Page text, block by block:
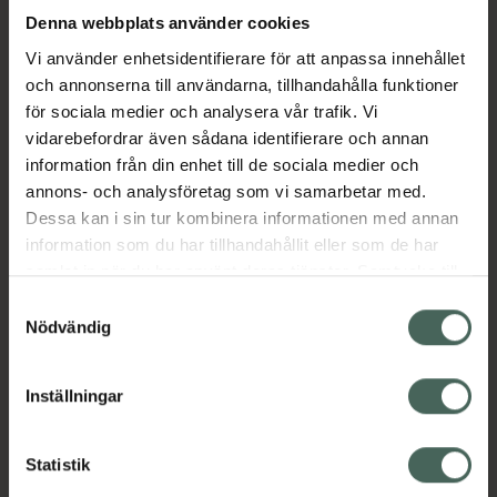
Denna webbplats använder cookies
Vi använder enhetsidentifierare för att anpassa innehållet
och annonserna till användarna, tillhandahålla funktioner
för sociala medier och analysera vår trafik. Vi
vidarebefordrar även sådana identifierare och annan
information från din enhet till de sociala medier och
annons- och analysföretag som vi samarbetar med.
Dessa kan i sin tur kombinera informationen med annan
information som du har tillhandahållit eller som de har
samlat in när du har använt deras tjänster. Samtycke till
återkalla ditt samtycke via webbplatsens
cookieinställningar. Ett återkallat samtycke påverkar inte
lagligheten av behandling som skett innan återkallelsen.
Nödvändig
Inställningar
Statistik
Kategorier:
För henneHårolja och stylingkräm
HårserumHårvårdInpackning och hårkurer
StylingVegansk hårvård
Veganska produkter
Omdömen Visa
Visa